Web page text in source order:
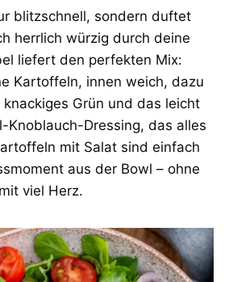
blitzschnell, sondern duftet
herrlich würzig durch deine
liefert den perfekten Mix:
Kartoffeln, innen weich, dazu
Grün und das leicht
Knoblauch-Dressing, das alles
mit Salat sind einfach
aus der Bowl – ohne
viel Herz.